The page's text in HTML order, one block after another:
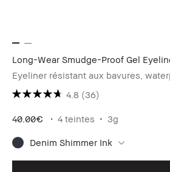
Long-Wear Smudge-Proof Gel
Eyeliner résistant aux bavures,
4.8 (36)
40.00€ 4 teintes 3g
Denim Shimmer Ink